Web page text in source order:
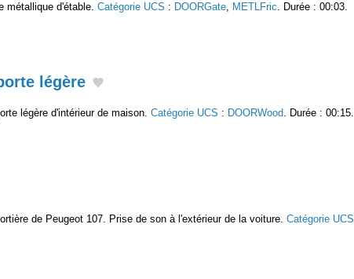
métallique d'étable. Catégorie UCS : DOORGate, METLFric. Durée : 00:03.
légère
légère d'intérieur de maison. Catégorie UCS : DOORWood. Durée : 00:15.
de Peugeot 107. Prise de son à l'extérieur de la voiture. Catégorie UCS